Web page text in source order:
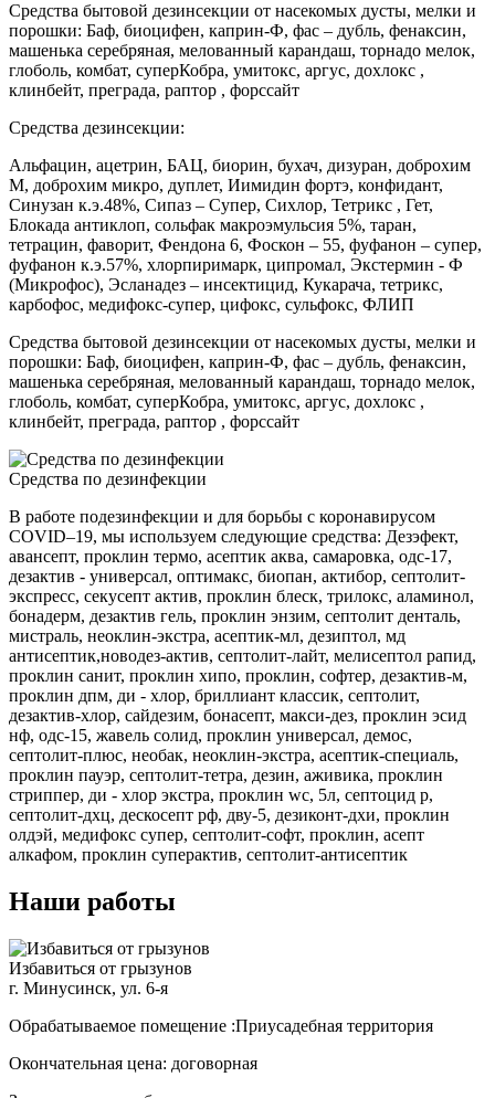
Средства бытовой дезинсекции от насекомых дусты, мелки и
порошки: Баф, биоцифен, каприн-Ф, фас – дубль, фенаксин,
машенька серебряная, мелованный карандаш, торнадо мелок,
глоболь, комбат, суперКобра, умитокс, аргус, дохлокс ,
клинбейт, преграда, раптор , форссайт
Средства дезинсекции:
Альфацин, ацетрин, БАЦ, биорин, бухач, дизуран, доброхим
М, доброхим микро, дуплет, Иимидин фортэ, конфидант,
Синузан к.э.48%, Сипаз – Супер, Сихлор, Тетрикс , Гет,
Блокада антиклоп, сольфак макроэмульсия 5%, таран,
тетрацин, фаворит, Фендона 6, Фоскон – 55, фуфанон – супер,
фуфанон к.э.57%, хлорпиримарк, ципромал, Экстермин - Ф
(Микрофос), Эсланадез – инсектицид, Кукарача, тетрикс,
карбофос, медифокс-супер, цифокс, сульфокс, ФЛИП
Средства бытовой дезинсекции от насекомых дусты, мелки и
порошки: Баф, биоцифен, каприн-Ф, фас – дубль, фенаксин,
машенька серебряная, мелованный карандаш, торнадо мелок,
глоболь, комбат, суперКобра, умитокс, аргус, дохлокс ,
клинбейт, преграда, раптор , форссайт
Средства по дезинфекции
В работе подезинфекции и для борьбы с коронавирусом
COVID–19, мы используем следующие средства: Дезэфект,
авансепт, проклин термо, асептик аква, самаровка, одс-17,
дезактив - универсал, оптимакс, биопан, актибор, септолит-
экспресс, секусепт актив, проклин блеск, трилокс, аламинол,
бонадерм, дезактив гель, проклин энзим, септолит денталь,
мистраль, неоклин-экстра, асептик-мл, дезиптол, мд
антисептик,новодез-актив, септолит-лайт, мелисептол рапид,
проклин санит, проклин хипо, проклин, софтер, дезактив-м,
проклин дпм, ди - хлор, бриллиант классик, септолит,
дезактив-хлор, сайдезим, бонасепт, макси-дез, проклин эсид
нф, одс-15, жавель солид, проклин универсал, демос,
септолит-плюс, необак, неоклин-экстра, асептик-специаль,
проклин пауэр, септолит-тетра, дезин, аживика, проклин
стриппер, ди - хлор экстра, проклин wc, 5л, септоцид р,
септолит-дхц, дескосепт рф, дву-5, дезиконт-дхи, проклин
олдэй, медифокс супер, септолит-софт, проклин, асепт
алкафом, проклин суперактив, септолит-антисептик
Наши работы
Избавиться от грызунов
г. Минусинск, ул. 6-я
Обрабатываемое помещение :Приусадебная территория
Окончательная цена: договорная